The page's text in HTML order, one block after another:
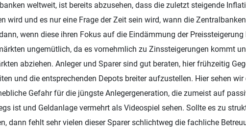
weltweit, ist bereits abzusehen, dass die zuletzt steigende
wird und es nur eine Frage der Zeit sein wird, wann die
wenn diese ihren Fokus auf die Eindämmung der Preissteigerung
ungemütlich, da es vornehmlich zu Zinssteigerungen kommt
abziehen. Anleger und Sparer sind gut beraten, hier frühzeitig
und die entsprechenden Depots breiter aufzustellen. Hier sehen
Gefahr für die jüngste Anlegergeneration, die zumeist auf
ist und Geldanlage vermehrt als Videospiel sehen. Sollte es zu
dann fehlt sehr vielen dieser Sparer schlichtweg die fachliche